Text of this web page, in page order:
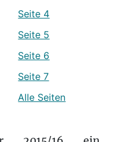
Seite 4
Seite 5
Seite 6
Seite 7
Alle Seiten